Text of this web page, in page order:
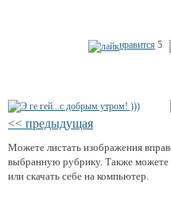
нравится 5
<< предыдущая
Можете листать изображения
выбранную рубрику. Также можете
или скачать себе на компьютер.